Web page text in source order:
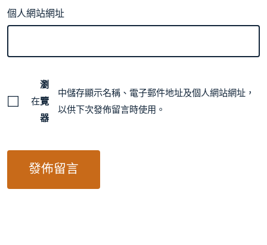
個人網站網址
在
瀏
覽
器
中儲存顯示名稱、電子郵件地址及個人網站網址，
以供下次發佈留言時使用。